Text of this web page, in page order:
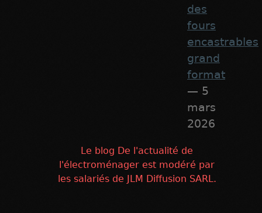
des
fours
encastrables
grand
format
— 5
mars
2026
Le blog De l'actualité de
l'électroménager est modéré par
les salariés de JLM Diffusion SARL.